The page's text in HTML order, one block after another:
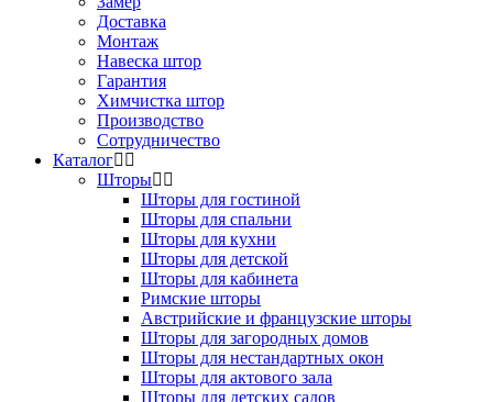
Доставка
Монтаж
Навеска штор
Гарантия
Химчистка штор
Производство
Сотрудничество
Каталог
Шторы
Шторы для гостиной
Шторы для спальни
Шторы для кухни
Шторы для детской
Шторы для кабинета
Римские шторы
Австрийские и французские шторы
Шторы для загородных домов
Шторы для нестандартных окон
Шторы для актового зала
Шторы для детских садов